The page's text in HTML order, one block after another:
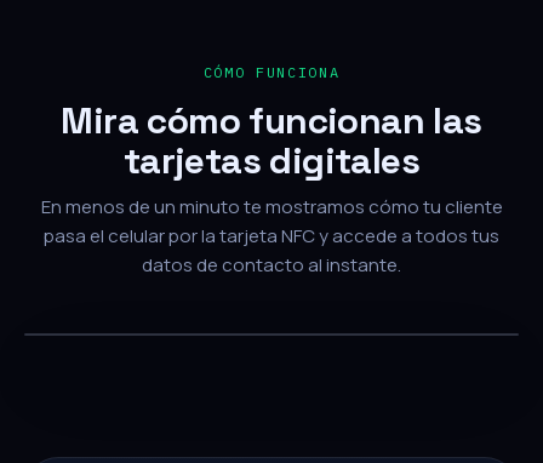
CÓMO FUNCIONA
Mira cómo funcionan las
tarjetas digitales
En menos de un minuto te mostramos cómo tu cliente
pasa el celular por la tarjeta NFC y accede a todos tus
datos de contacto al instante.